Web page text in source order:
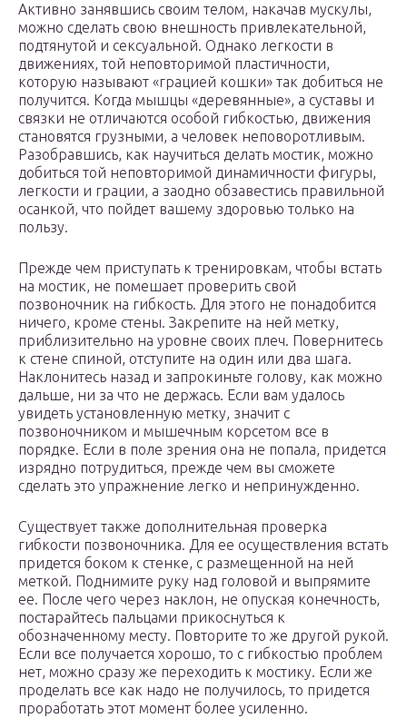
Активно занявшись своим телом, накачав мускулы,
можно сделать свою внешность привлекательной,
подтянутой и сексуальной. Однако легкости в
движениях, той неповторимой пластичности,
которую называют «грацией кошки» так добиться не
получится. Когда мышцы «деревянные», а суставы и
связки не отличаются особой гибкостью, движения
становятся грузными, а человек неповоротливым.
Разобравшись, как научиться делать мостик, можно
добиться той неповторимой динамичности фигуры,
легкости и грации, а заодно обзавестись правильной
осанкой, что пойдет вашему здоровью только на
пользу.
Прежде чем приступать к тренировкам, чтобы встать
на мостик, не помешает проверить свой
позвоночник на гибкость. Для этого не понадобится
ничего, кроме стены. Закрепите на ней метку,
приблизительно на уровне своих плеч. Повернитесь
к стене спиной, отступите на один или два шага.
Наклонитесь назад и запрокиньте голову, как можно
дальше, ни за что не держась. Если вам удалось
увидеть установленную метку, значит с
позвоночником и мышечным корсетом все в
порядке. Если в поле зрения она не попала, придется
изрядно потрудиться, прежде чем вы сможете
сделать это упражнение легко и непринужденно.
Существует также дополнительная проверка
гибкости позвоночника. Для ее осуществления встать
придется боком к стенке, с размещенной на ней
меткой. Поднимите руку над головой и выпрямите
ее. После чего через наклон, не опуская конечность,
постарайтесь пальцами прикоснуться к
обозначенному месту. Повторите то же другой рукой.
Если все получается хорошо, то с гибкостью проблем
нет, можно сразу же переходить к мостику. Если же
проделать все как надо не получилось, то придется
проработать этот момент более усиленно.